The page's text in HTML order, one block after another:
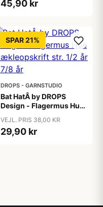
45,90 kr
SPAR 21%
DROPS - GARNSTUDIO
Bat HatÂ by DROPS
Design - Flagermus Hue
- 7/8 år
VEJL. PRIS 38,00 KR
29,90 kr